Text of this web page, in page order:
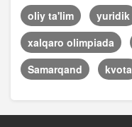
oliy ta'lim
yuridik
xalqaro olimpiada
Samarqand
kvota